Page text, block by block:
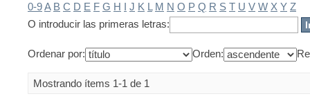
0-9A B C D E F G H I J K L M N O P Q R S T U V W X Y Z
O introducir las primeras letras:
Ordenar por: Orden:
Mostrando ítems 1-1 de 1